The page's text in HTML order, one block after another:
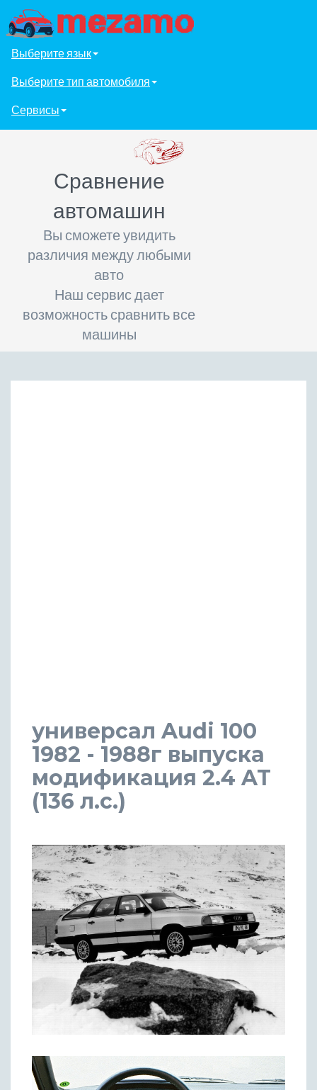
Выберите язык
Выберите тип автомобиля
Сервисы
Сравнение
автомашин
Вы сможете увидить
различия между любыми
авто
Наш сервис дает
возможность сравнить все
машины
универсал Audi 100
1982 - 1988г выпуска
модификация 2.4 AT
(136 л.с.)